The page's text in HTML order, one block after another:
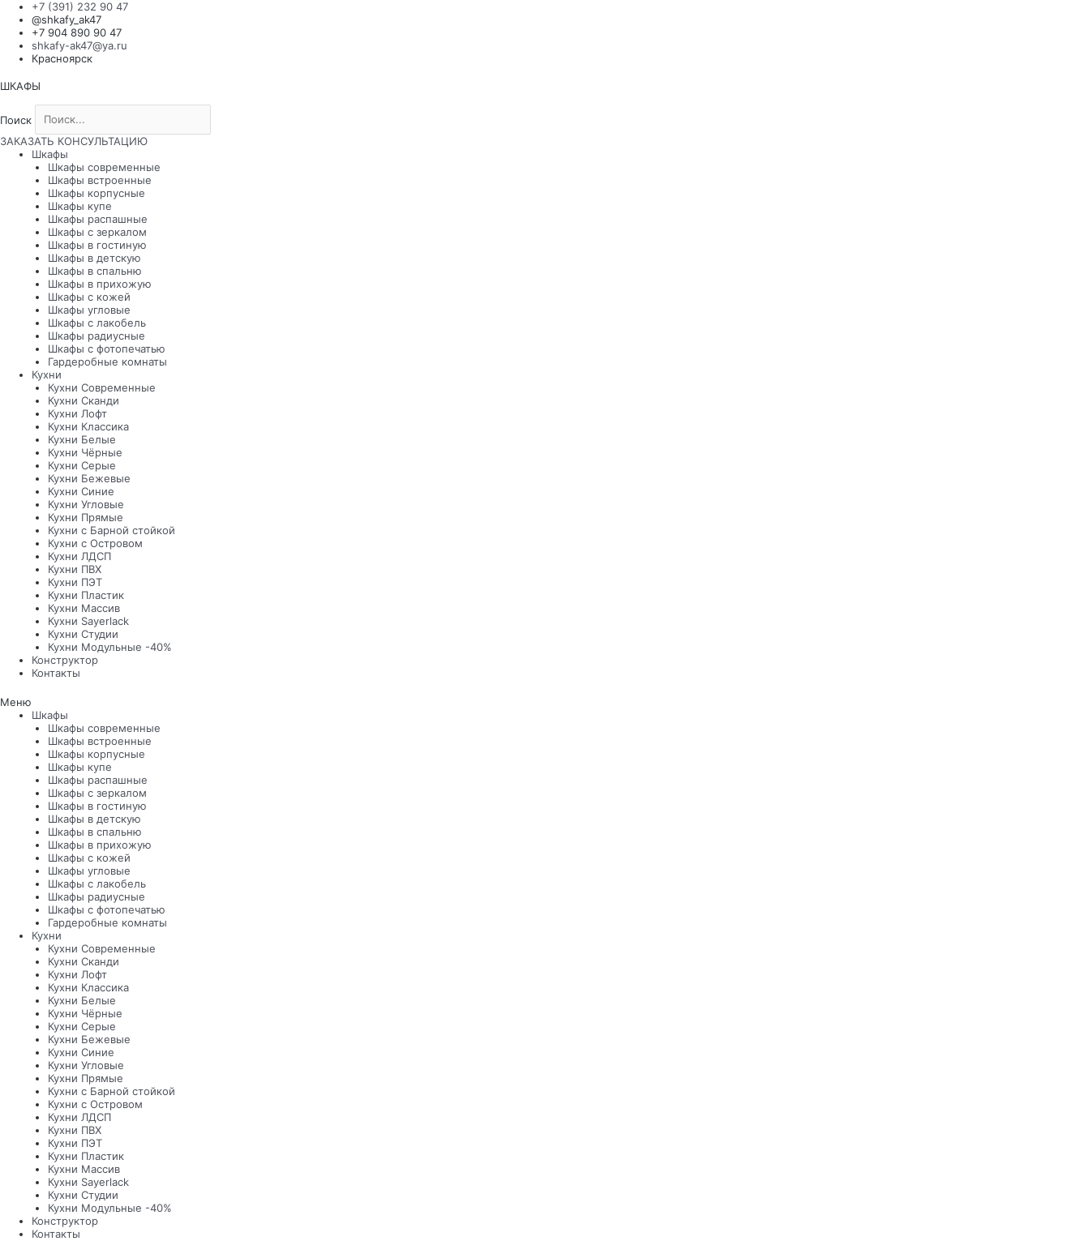
Перейти
содержимому
+7 (391) 232 90 47
@shkafy_ak47
+7 904 890 90 47
shkafy-ak47@ya.ru
Красноярск
ШКАФЫ
Поиск
ЗАКАЗАТЬ КОНСУЛЬТАЦИЮ
Шкафы
Шкафы современные
Шкафы встроенные
Шкафы корпусные
Шкафы купе
Шкафы распашные
Шкафы с зеркалом
Шкафы в гостиную
Шкафы в детскую
Шкафы в спальню
Шкафы в прихожую
Шкафы с кожей
Шкафы угловые
Шкафы с лакобель
Шкафы радиусные
Шкафы с фотопечатью
Гардеробные комнаты
Кухни
Кухни Современные
Кухни Сканди
Кухни Лофт
Кухни Классика
Кухни Белые
Кухни Чёрные
Кухни Серые
Кухни Бежевые
Кухни Синие
Кухни Угловые
Кухни Прямые
Кухни с Барной стойкой
Кухни с Островом
Кухни ЛДСП
Кухни ПВХ
Кухни ПЭТ
Кухни Пластик
Кухни Массив
Кухни Sayerlack
Кухни Студии
Кухни Модульные -40%
Конструктор
Контакты
Меню
Шкафы
Шкафы современные
Шкафы встроенные
Шкафы корпусные
Шкафы купе
Шкафы распашные
Шкафы с зеркалом
Шкафы в гостиную
Шкафы в детскую
Шкафы в спальню
Шкафы в прихожую
Шкафы с кожей
Шкафы угловые
Шкафы с лакобель
Шкафы радиусные
Шкафы с фотопечатью
Гардеробные комнаты
Кухни
Кухни Современные
Кухни Сканди
Кухни Лофт
Кухни Классика
Кухни Белые
Кухни Чёрные
Кухни Серые
Кухни Бежевые
Кухни Синие
Кухни Угловые
Кухни Прямые
Кухни с Барной стойкой
Кухни с Островом
Кухни ЛДСП
Кухни ПВХ
Кухни ПЭТ
Кухни Пластик
Кухни Массив
Кухни Sayerlack
Кухни Студии
Кухни Модульные -40%
Конструктор
Контакты